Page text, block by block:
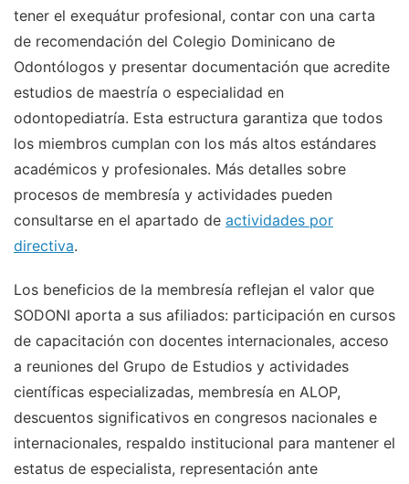
tener el exequátur profesional, contar con una carta
de recomendación del Colegio Dominicano de
Odontólogos y presentar documentación que acredite
estudios de maestría o especialidad en
odontopediatría. Esta estructura garantiza que todos
los miembros cumplan con los más altos estándares
académicos y profesionales. Más detalles sobre
procesos de membresía y actividades pueden
consultarse en el apartado de actividades por
directiva.
Los beneficios de la membresía reflejan el valor que
SODONI aporta a sus afiliados: participación en cursos
de capacitación con docentes internacionales, acceso
a reuniones del Grupo de Estudios y actividades
científicas especializadas, membresía en ALOP,
descuentos significativos en congresos nacionales e
internacionales, respaldo institucional para mantener el
estatus de especialista, representación ante